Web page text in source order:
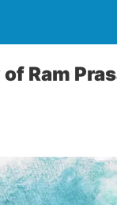
Ram